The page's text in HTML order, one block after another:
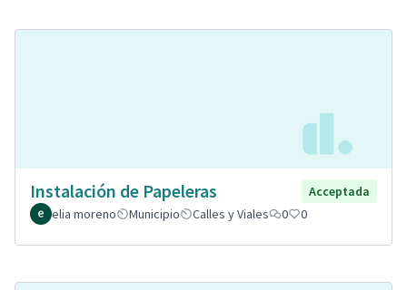
Instalación de Papeleras
Acceptada
elia moreno
Municipio Calles y Viales 0 0